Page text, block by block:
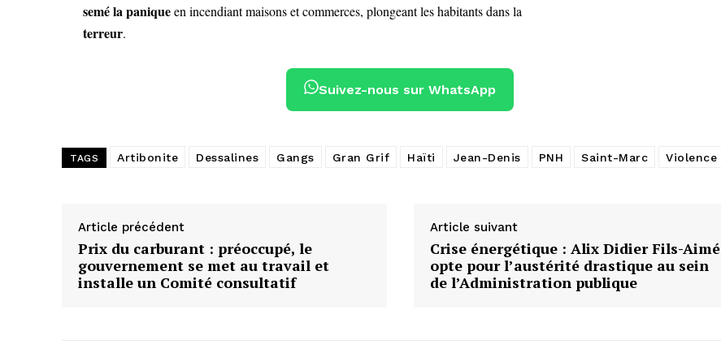
semé la paniqueen incendiant maisons et commerces, plongeant les habitants dans la
terreur.
Suivez-nous sur WhatsApp
TAGS Artibonite Dessalines Gangs Gran Grif Haïti Jean-Denis PNH Saint-Marc Violence
Article précédent
Prix du carburant : préoccupé, le
gouvernement se met au travail et
installe un Comité consultatif
Article suivant
Crise énergétique : Alix Didier Fils-Aimé
opte pour l’austérité drastique au sein
de l’Administration publique